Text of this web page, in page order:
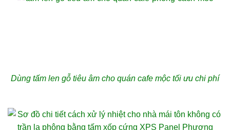
Dùng tấm len gỗ tiêu âm cho quán cafe mộc tối ưu chi phí